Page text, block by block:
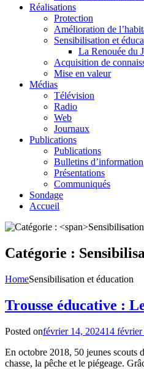
Réalisations
Protection
Amélioration de
Sensibilisation et
La Renouée du
Acquisition de
Mise en valeur
Médias
Télévision
Radio
Web
Journaux
Publications
Publications
Bulletins d’information
Présentations
Communiqués
Sondage
Accueil
Catégorie :
HomeSensibilisation et éducation
Trousse éducative :
Posted onfévrier 14, 202414
En octobre 2018, 50 jeunes scouts
chasse, la pêche et le piégeage.